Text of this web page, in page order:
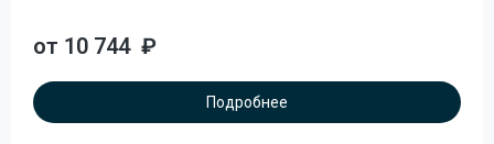
от 10 744 ₽
Подробнее